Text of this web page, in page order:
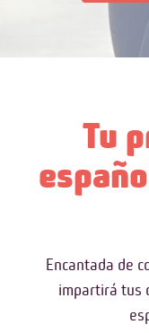
Tu
Encantada de
impartirá tus